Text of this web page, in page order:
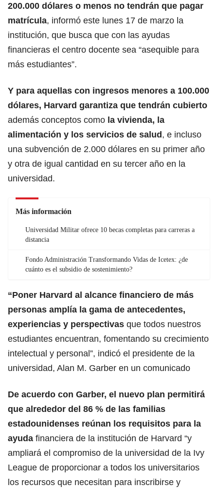
200.000 dólares o menos no tendrán que pagar
matrícula, informó este lunes 17 de marzo la
institución, que busca que con las ayudas
financieras el centro docente sea “asequible para
más estudiantes”.
Y para aquellas con ingresos menores a 100.000
dólares, Harvard garantiza que tendrán cubierto
además conceptos como la vivienda, la
alimentación y los servicios de salud, e incluso
una subvención de 2.000 dólares en su primer año
y otra de igual cantidad en su tercer año en la
universidad.
Más información
Universidad Militar ofrece 10 becas completas para carreras a
distancia
Fondo Administración Transformando Vidas de Icetex: ¿de
cuánto es el subsidio de sostenimiento?
“Poner Harvard al alcance financiero de más
personas amplía la gama de antecedentes,
experiencias y perspectivas que todos nuestros
estudiantes encuentran, fomentando su crecimiento
intelectual y personal”, indicó el presidente de la
universidad, Alan M. Garber en un comunicado
De acuerdo con Garber, el nuevo plan permitirá
que alrededor del 86 % de las familias
estadounidenses reúnan los requisitos para la
ayuda financiera de la institución de Harvard “y
ampliará el compromiso de la universidad de la Ivy
League de proporcionar a todos los universitarios
los recursos que necesitan para inscribirse y